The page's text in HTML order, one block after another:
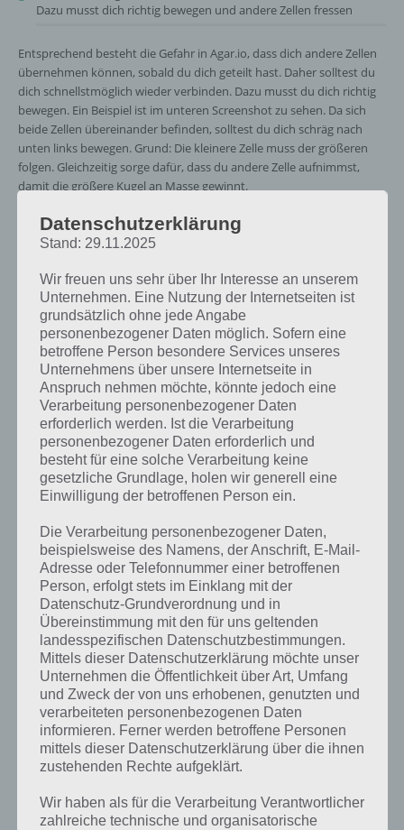
Dazu musst dich richtig bewegen und andere Zellen fressen
Entsprechend besteht die Gefahr in Agar.io, dass dich andere Zellen
übernehmen können, sobald du dich geteilt hast. Daher solltest du
dich schnellstmöglich wieder verbinden. Dazu musst du dich richtig
bewegen. Ein Beispiel ist im unteren Screenshot zu sehen. Da sich
beide Zellen übereinander befinden, solltest du dich schräg nach
unten links bewegen. Grund: Die kleinere Zelle muss der größeren
folgen. Gleichzeitig sorge dafür, dass du andere Zelle aufnimmst,
damit die größere Kugel an Masse gewinnt.
Damit sich deine Zellen in Agar.io wieder schneller
verbinden, solltest du dich richtig bewegen. Im
Screenshot also bspw. nach untewn bewegen, damit
die kleinere Zelle in die größere übergeht
Eine weitere Möglichkeit bei Agar.io besteht darin den Rand zur Hilfe
zu nehmen. Entsprechend kommt die andere Zelle näher ran. Auch
das stehen bleiben (siehe dazu Tipps zum Start) ist hilfreich, um sich
wieder zu verbinden.
Datenschutzerklärung
Stand: 29.11.2025
Wir freuen uns sehr über Ihr Interesse an unserem
Unternehmen. Eine Nutzung der Internetseiten ist
grundsätzlich ohne jede Angabe
personenbezogener Daten möglich. Sofern eine
betroffene Person besondere Services unseres
Unternehmens über unsere Internetseite in
Anspruch nehmen möchte, könnte jedoch eine
Verarbeitung personenbezogener Daten
erforderlich werden. Ist die Verarbeitung
personenbezogener Daten erforderlich und
besteht für eine solche Verarbeitung keine
gesetzliche Grundlage, holen wir generell eine
Einwilligung der betroffenen Person ein.
Die Verarbeitung personenbezogener Daten,
beispielsweise des Namens, der Anschrift, E-Mail-
Adresse oder Telefonnummer einer betroffenen
Person, erfolgt stets im Einklang mit der
Datenschutz-Grundverordnung und in
Übereinstimmung mit den für uns geltenden
landesspezifischen Datenschutzbestimmungen.
Mittels dieser Datenschutzerklärung möchte unser
Unternehmen die Öffentlichkeit über Art, Umfang
und Zweck der von uns erhobenen, genutzten und
verarbeiteten personenbezogenen Daten
informieren. Ferner werden betroffene Personen
mittels dieser Datenschutzerklärung über die ihnen
zustehenden Rechte aufgeklärt.
Wir haben als für die Verarbeitung Verantwortlicher
zahlreiche technische und organisatorische